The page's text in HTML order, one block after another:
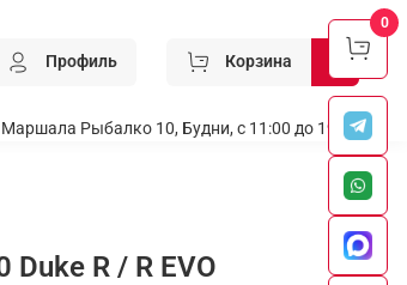
Профиль Корзина
Рыбалко 10, Будни, с 11:00 до 19:00
Duke R / R EVO
0